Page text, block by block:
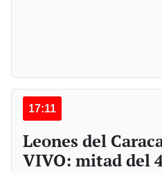
17:11
Leones del
VIVO: mitad del